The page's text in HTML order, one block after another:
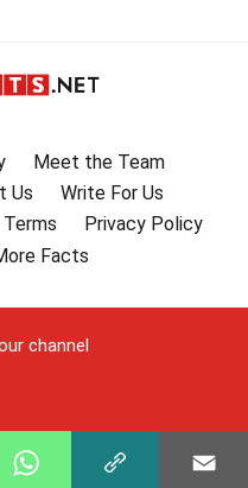
Meet the Team
Us
Write For Us
Terms
Privacy Policy
Facts
channel